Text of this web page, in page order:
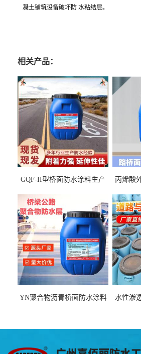
凝土铺筑设备破坏防 水粘结层。
相关产品：
GQF-II型桥面防水涂料生产
丙烯酸
YN聚合物沥青桥面防水涂料
水性渗